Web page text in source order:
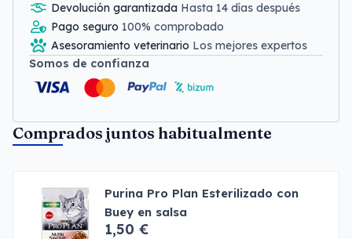
Devolución garantizada Hasta 14 días después
Pago seguro 100% comprobado
Asesoramiento veterinario Los mejores expertos
Somos de confianza
Comprados juntos habitualmente
Purina Pro Plan Esterilizado con
Buey en salsa
1,50 €